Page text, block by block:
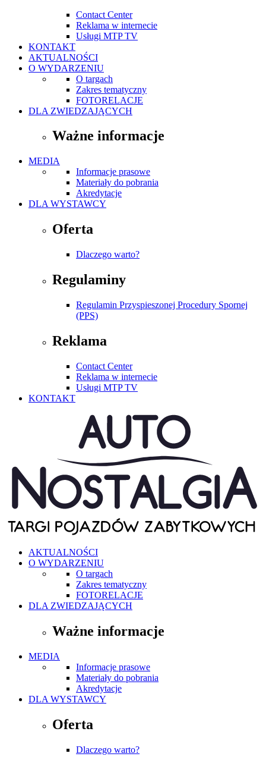
Contact Center
Reklama w internecie
Usługi MTP TV
KONTAKT
AKTUALNOŚCI
O WYDARZENIU
O targach
Zakres tematyczny
FOTORELACJE
DLA ZWIEDZAJĄCYCH
Ważne informacje
MEDIA
Informacje prasowe
Materiały do pobrania
Akredytacje
DLA WYSTAWCY
Oferta
Dlaczego warto?
Regulaminy
Regulamin Przyspieszonej Procedury Spornej
(PPS)
Reklama
Contact Center
Reklama w internecie
Usługi MTP TV
KONTAKT
AKTUALNOŚCI
O WYDARZENIU
O targach
Zakres tematyczny
FOTORELACJE
DLA ZWIEDZAJĄCYCH
Ważne informacje
MEDIA
Informacje prasowe
Materiały do pobrania
Akredytacje
DLA WYSTAWCY
Oferta
Dlaczego warto?